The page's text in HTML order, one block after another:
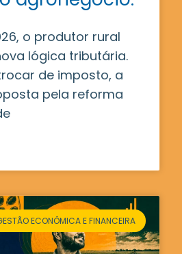
o produtor rural
lógica tributária.
de imposto, a
pela reforma
ECONÔMICA E FINANCEIRA